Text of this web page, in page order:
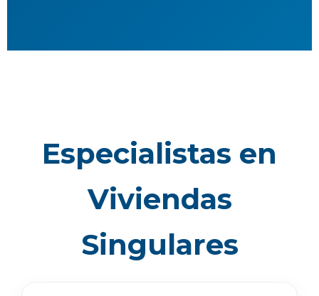
Especialistas en
Viviendas
Singulares